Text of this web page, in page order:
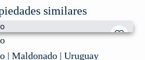
similares
| Maldonado | Uruguay